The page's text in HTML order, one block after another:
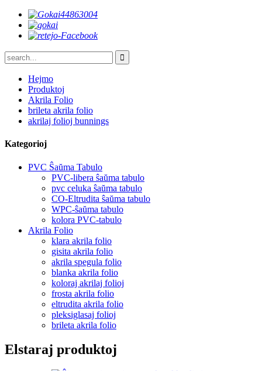
Hejmo
Produktoj
Akrila Folio
brileta akrila folio
akrilaj folioj bunnings
Kategorioj
PVC Ŝaŭma Tabulo
PVC-libera ŝaŭma tabulo
pvc celuka ŝaŭma tabulo
CO-Eltrudita ŝaŭma tabulo
WPC-ŝaŭma tabulo
kolora PVC-tabulo
Akrila Folio
klara akrila folio
gisita akrila folio
akrila spegula folio
blanka akrila folio
koloraj akrilaj folioj
frosta akrila folio
eltrudita akrila folio
pleksiglasaj folioj
brileta akrila folio
Elstaraj produktoj